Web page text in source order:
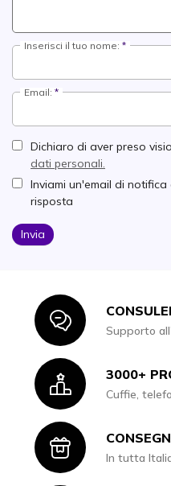
Inserisci il tuo nome:
Email:
Dichiaro di aver preso
dati personali.
Inviami un'email di
risposta
Invia
IconSupporto
Icon3000+
Cuffie,
IconIn tutta